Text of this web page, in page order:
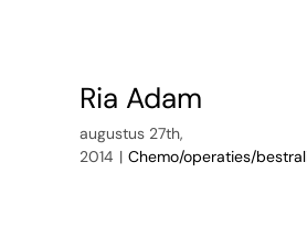
Ria Adam
augustus 27th,
2014 | Chemo/operaties/